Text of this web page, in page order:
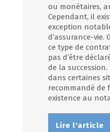
ou monétaires,
Cependant, il
exception
d’assurance-vie.
ce type de
pas d’être
de la succession.
dans certaines
recommandé de
existence au
Lire l'article